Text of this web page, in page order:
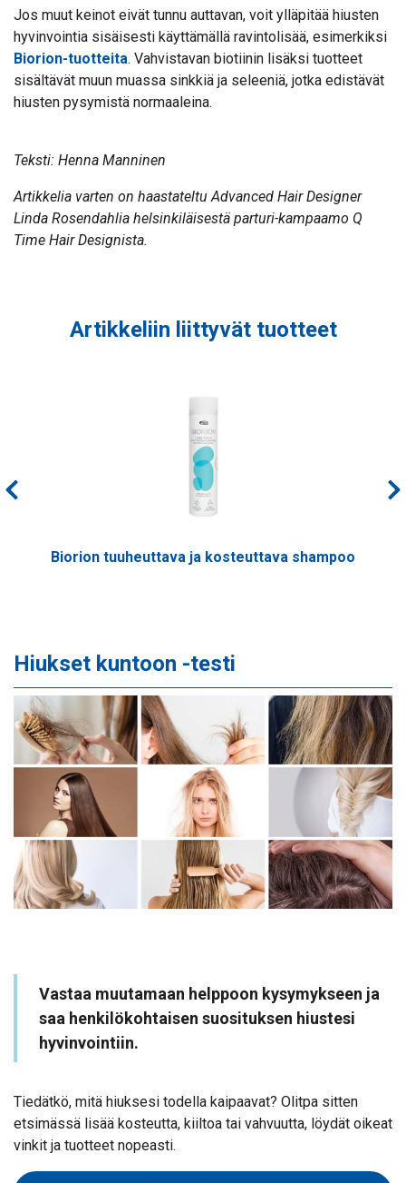
Jos muut keinot eivät tunnu auttavan, voit ylläpitää hiusten
hyvinvointia sisäisesti käyttämällä ravintolisää, esimerkiksi
Biorion-tuotteita. Vahvistavan biotiinin lisäksi tuotteet
sisältävät muun muassa sinkkiä ja seleeniä, jotka edistävät
hiusten pysymistä normaaleina.
Teksti: Henna Manninen
Artikkelia varten on haastateltu Advanced Hair Designer
Linda Rosendahlia helsinkiläisestä parturi-kampaamo Q
Time Hair Designista.
Artikkeliin liittyvät tuotteet
Biorion tuuheuttava ja kosteuttava shampoo
Hiukset kuntoon -testi
Vastaa muutamaan helppoon kysymykseen ja
saa henkilökohtaisen suosituksen hiustesi
hyvinvointiin.
Tiedätkö, mitä hiuksesi todella kaipaavat? Olitpa sitten
etsimässä lisää kosteutta, kiiltoa tai vahvuutta, löydät oikeat
vinkit ja tuotteet nopeasti.